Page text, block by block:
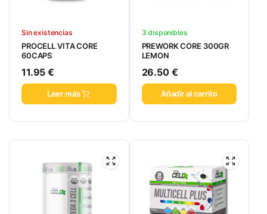
Sin existencias
PROCELL VITA CORE
60CAPS
11.95€
Leer más
3 disponibles
PREWORK CORE 300GR
LEMON
26.50 €
Añadir al carrito